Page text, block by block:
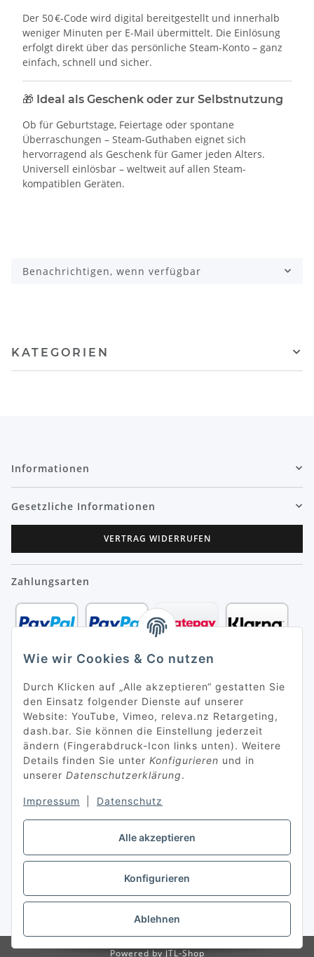
Alle akzeptieren
Konfigurieren
Ablehnen
Wie wir Cookies & Co nutzen
Durch Klicken auf „Alle akzeptieren“ gestatten Sie
den Einsatz folgender Dienste auf unserer
Website: YouTube, Vimeo, releva.nz Retargeting,
dash.bar. Sie können die Einstellung jederzeit
ändern (Fingerabdruck-Icon links unten). Weitere
Details finden Sie unter Konfigurieren und in
unserer Datenschutzerklärung.
Impressum Datenschutz
Der 50 €-Code wird digital bereitgestellt und innerhalb
weniger Minuten per E-Mail übermittelt. Die Einlösung
erfolgt direkt über das persönliche Steam-Konto – ganz
einfach, schnell und sicher.
🎁 Ideal als Geschenk oder zur Selbstnutzung
Ob für Geburtstage, Feiertage oder spontane
Überraschungen – Steam-Guthaben eignet sich
hervorragend als Geschenk für Gamer jeden Alters.
Universell einlösbar – weltweit auf allen Steam-
kompatiblen Geräten.
Benachrichtigen, wenn verfügbar
KATEGORIEN
Informationen
Gesetzliche Informationen
VERTRAG WIDERRUFEN
Zahlungsarten
* Alle Preise inkl. gesetzlicher USt., zzgl.
Powered byJTL-Shop